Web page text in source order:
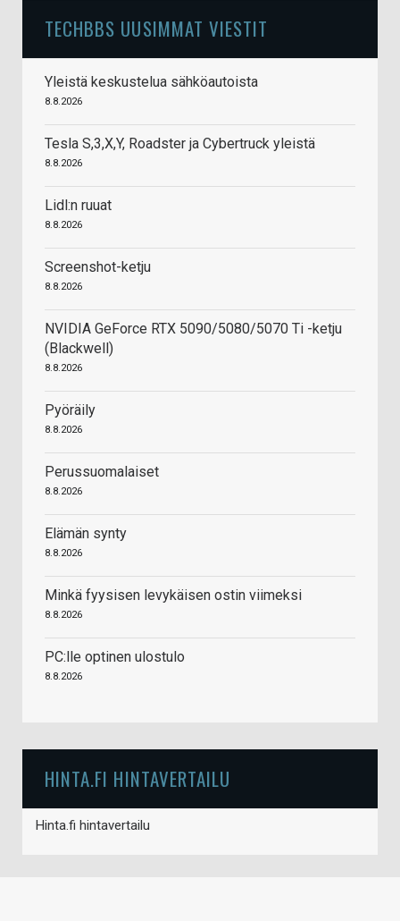
TECHBBS UUSIMMAT VIESTIT
Yleistä keskustelua sähköautoista
8.8.2026
Tesla S,3,X,Y, Roadster ja Cybertruck yleistä
8.8.2026
Lidl:n ruuat
8.8.2026
Screenshot-ketju
8.8.2026
NVIDIA GeForce RTX 5090/5080/5070 Ti -ketju
(Blackwell)
8.8.2026
Pyöräily
8.8.2026
Perussuomalaiset
8.8.2026
Elämän synty
8.8.2026
Minkä fyysisen levykäisen ostin viimeksi
8.8.2026
PC:lle optinen ulostulo
8.8.2026
HINTA.FI HINTAVERTAILU
Hinta.fi hintavertailu